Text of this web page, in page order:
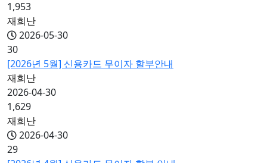
1,953
재희난
2026-05-30
30
[2026년 5월] 신용카드 무이자 할부안내
재희난
2026-04-30
1,629
재희난
2026-04-30
29